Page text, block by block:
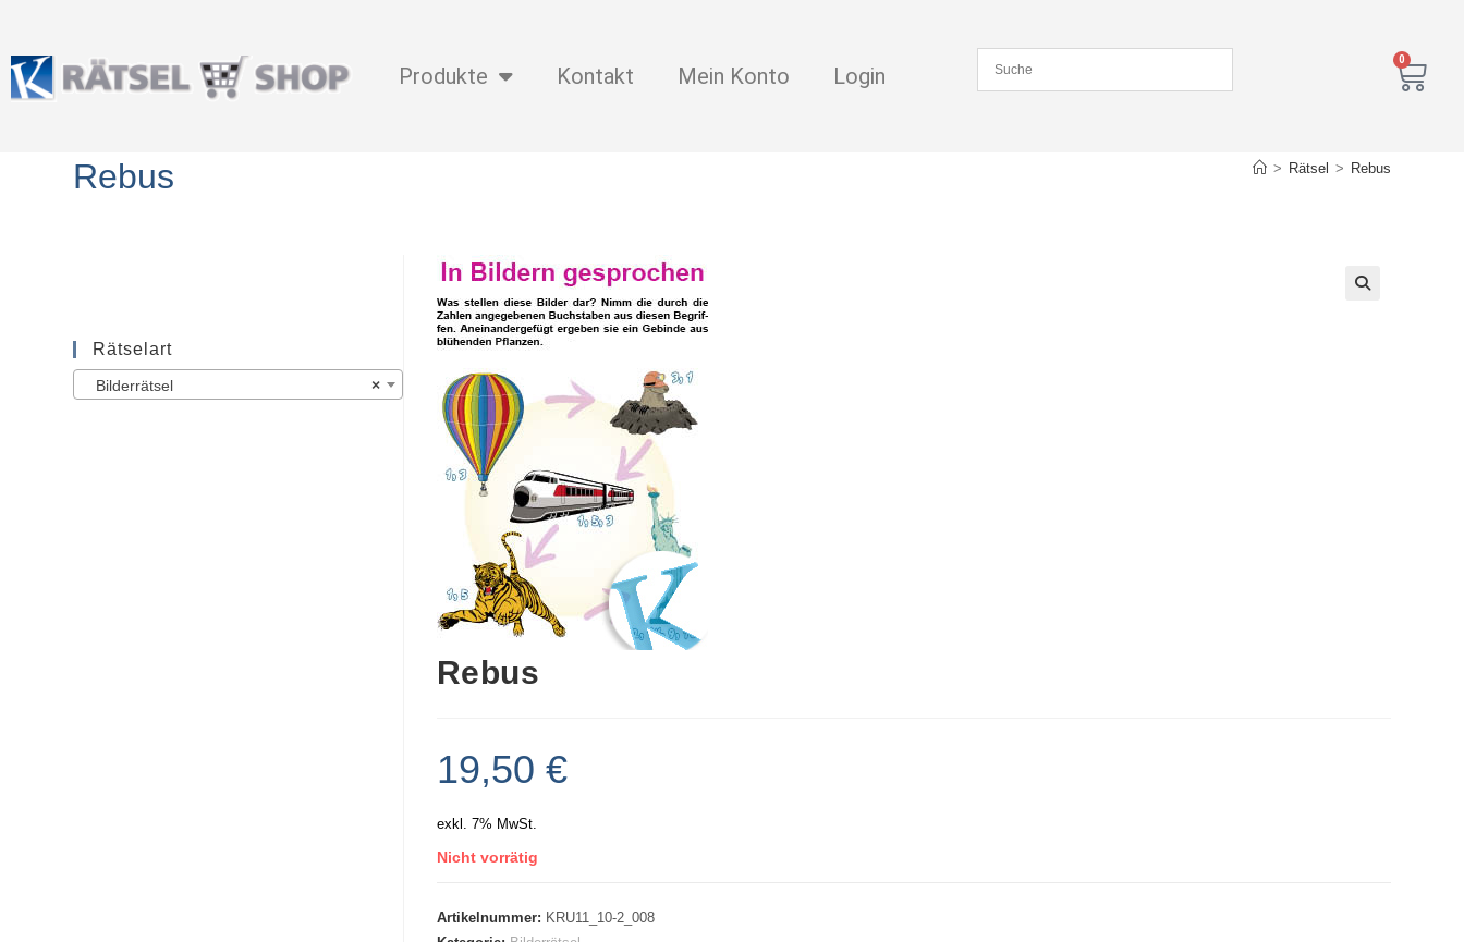
Produkte Kontakt Mein Konto Login
0
Rebus > Rätsel > Rebus
Rebus
19,50 €
exkl. 7% MwSt.
Nicht vorrätig
Artikelnummer: KRU11_10-2_008
Rätselart
×
Bilderrätsel